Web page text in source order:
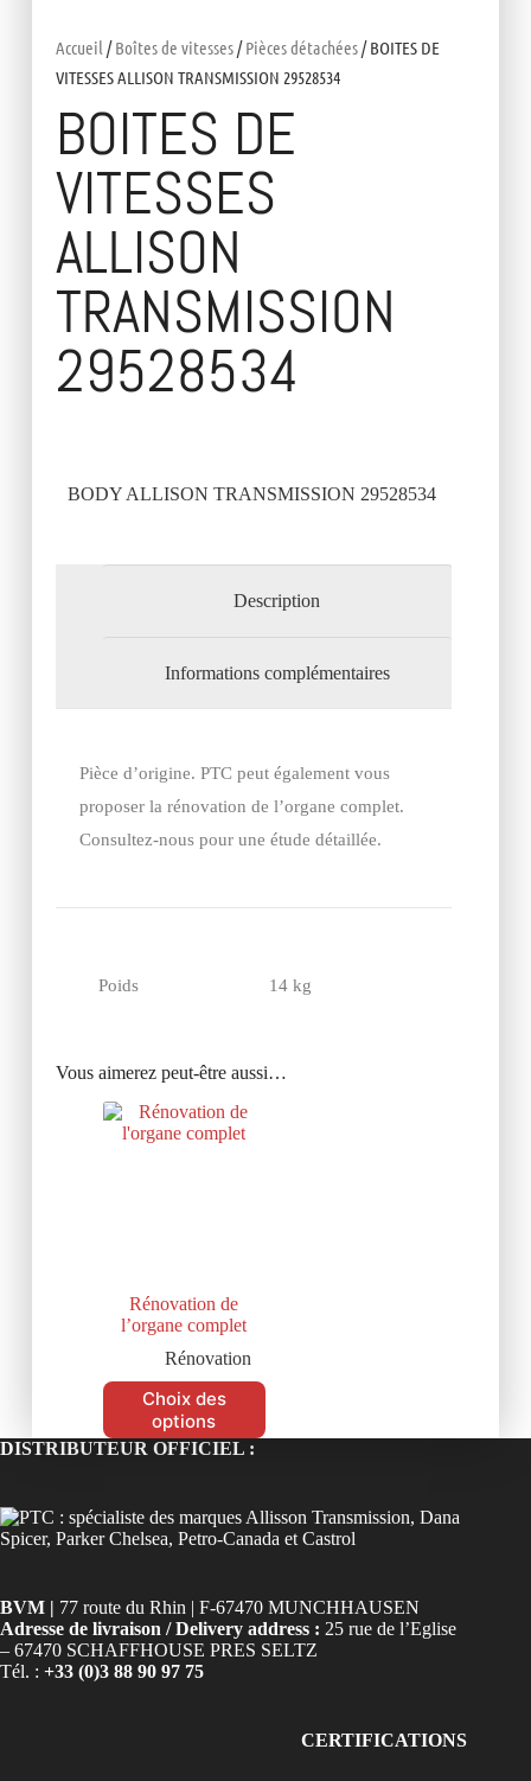
Accueil /Boîtes de vitesses/Pièces détachées/ BOITES DE
VITESSES ALLISON TRANSMISSION 29528534
BOITES DE
VITESSES
ALLISON
TRANSMISSION
29528534
BODY ALLISON TRANSMISSION 29528534
Description
Informations complémentaires
Pièce d’origine. PTC peut également vous
proposer la rénovation de l’organe complet.
Consultez-nous pour une étude détaillée.
Poids 14 kg
Vous aimerez peut-être aussi…
Rénovation de
l’organe complet
Rénovation
Choix des
options
DISTRIBUTEUR OFFICIEL :
BVM | 77 route du Rhin | F-67470 MUNCHHAUSEN
Adresse de livraison / Delivery address : 25 rue de l’Eglise
– 67470 SCHAFFHOUSE PRES SELTZ
Tél. : +33 (0)3 88 90 97 75
CERTIFICATIONS